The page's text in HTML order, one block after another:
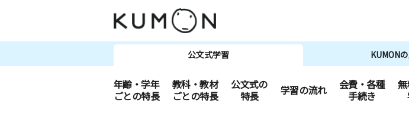
公文式学習 KUMON
年齢・学年
ごとの特長
教科・教材
ごとの特長
公文式の
特長
学習の流れ
会費・各種
手続き